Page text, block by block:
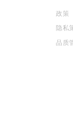
政策
隐私
品质